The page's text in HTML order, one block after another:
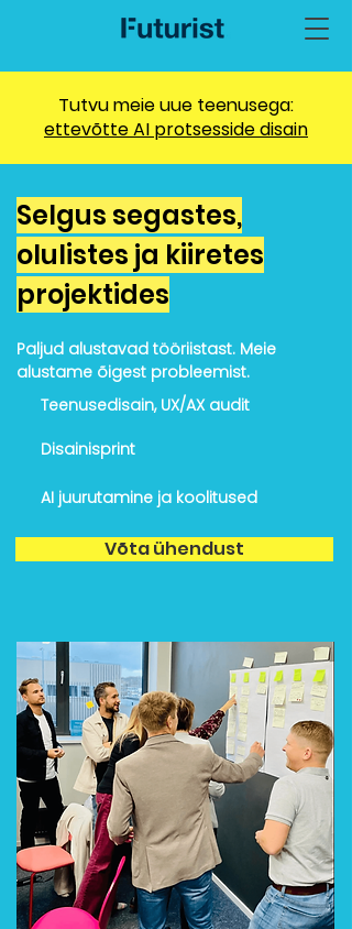
Tutvu meie uue teenusega:
ettevõtte AI protsesside disain
Selgus segastes,
olulistes ja kiiretes
projektides
Paljud alustavad tööriistast. Meie
alustame õigest probleemist.
Teenusedisain, UX/AX audit
Disainisprint
AI juurutamine ja koolitused
Võta ühendust